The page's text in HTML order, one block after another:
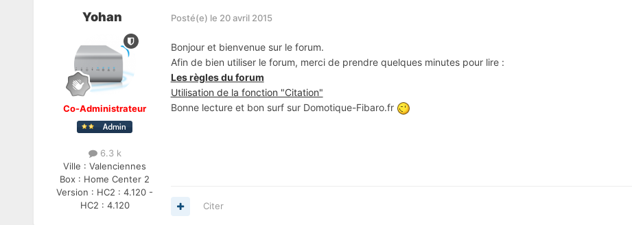
Yohan
Co-Administrateur
6.3 k
Ville :Valenciennes
Box : Home Center 2
Version : HC2 : 4.120 -
HC2 : 4.120
Posté(e) le 20 avril 2015
Bonjour et bienvenue sur le forum.
Afin de bien utiliser le forum, merci de prendre quelques minutes pour lire :
Les règles du forum
Utilisation de la fonction "Citation"
Bonne lecture et bon surf sur Domotique-Fibaro.fr
Citer